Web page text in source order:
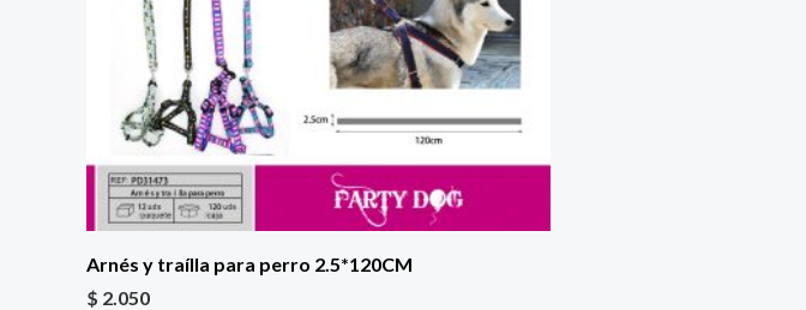
Arnés y traílla para perro 2.5*120CM
$ 2.050